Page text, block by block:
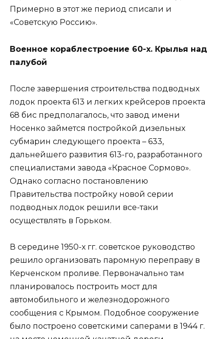
Примерно в этот же период списали и
«Советскую Россию».
Военное кораблестроение 60-х. Крылья над
палубой
После завершения строительства подводных
лодок проекта 613 и легких крейсеров проекта
68 бис предполагалось, что завод имени
Носенко займется постройкой дизельных
субмарин следующего проекта – 633,
дальнейшего развития 613-го, разработанного
специалистами завода «Красное Сормово».
Однако согласно постановлению
Правительства постройку новой серии
подводных лодок решили все-таки
осуществлять в Горьком.
В середине 1950-х гг. советское руководство
решило организовать паромную переправу в
Керченском проливе. Первоначально там
планировалось построить мост для
автомобильного и железнодорожного
сообщения с Крымом. Подобное сооружение
было построено советскими саперами в 1944 г.